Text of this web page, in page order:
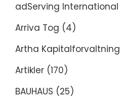
adServing International
Arriva Tog (4)
Artha Kapitalforvaltning
Artikler (170)
BAUHAUS (25)